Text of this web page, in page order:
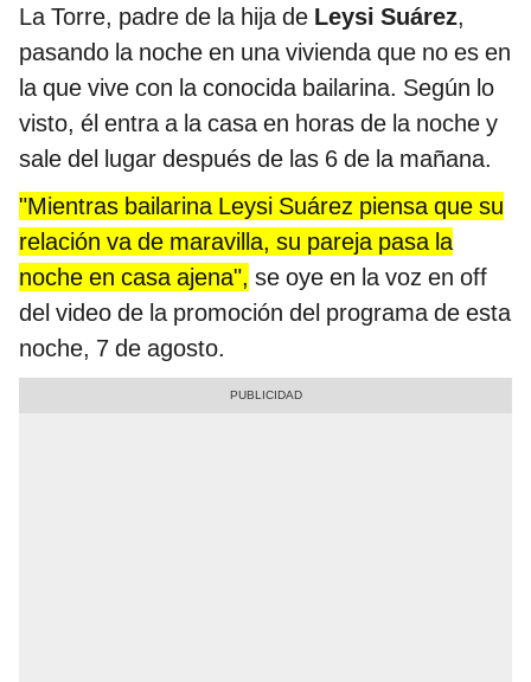
La Torre, padre de la hija de Leysi Suárez,
pasando la noche en una vivienda que no es en
la que vive con la conocida bailarina. Según lo
visto, él entra a la casa en horas de la noche y
sale del lugar después de las 6 de la mañana.
"Mientras bailarina Leysi Suárez piensa que su
relación va de maravilla, su pareja pasa la
noche en casa ajena", se oye en la voz en off
del video de la promoción del programa de esta
noche, 7 de agosto.